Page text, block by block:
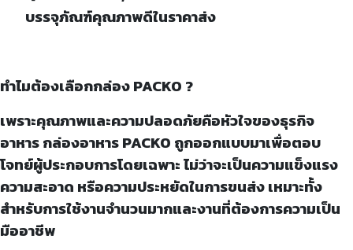
บรรจุภัณฑ์คุณภาพดีในราคาส่ง
ทำไมต้องเลือกกล่อง PACKO ?
เพราะคุณภาพและความปลอดภัยคือหัวใจของธุรกิจ
อาหาร กล่องอาหาร PACKO ถูกออกแบบมาเพื่อตอบ
โจทย์ผู้ประกอบการโดยเฉพาะ ไม่ว่าจะเป็นความแข็งแรง
ความสะอาด หรือความประหยัดในการขนส่ง เหมาะทั้ง
สำหรับการใช้งานจำนวนมากและงานที่ต้องการความเป็น
มืออาชีพ